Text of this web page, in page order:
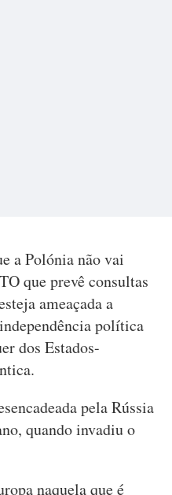
a Polónia não vai
que prevê consultas
ameaçada a
política
dos Estados-
pela Rússia
quando invadiu o
naquela que é